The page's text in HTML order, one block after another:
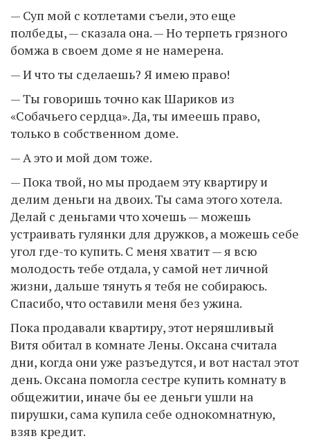
— Суп мой с котлетами съели, это еще
полбеды, — сказала она. — Но терпеть грязного
бомжа в своем доме я не намерена.
— И что ты сделаешь? Я имею право!
— Ты говоришь точно как Шариков из
«Собачьего сердца». Да, ты имеешь право,
только в собственном доме.
— А это и мой дом тоже.
— Пока твой, но мы продаем эту квартиру и
делим деньги на двоих. Ты сама этого хотела.
Делай с деньгами что хочешь — можешь
устраивать гулянки для дружков, а можешь себе
угол где-то купить. С меня хватит — я всю
молодость тебе отдала, у самой нет личной
жизни, дальше тянуть я тебя не собираюсь.
Спасибо, что оставили меня без ужина.
Пока продавали квартиру, этот неряшливый
Витя обитал в комнате Лены. Оксана считала
дни, когда они уже разъедутся, и вот настал этот
день. Оксана помогла сестре купить комнату в
общежитии, иначе бы ее деньги ушли на
пирушки, сама купила себе однокомнатную,
взяв кредит.